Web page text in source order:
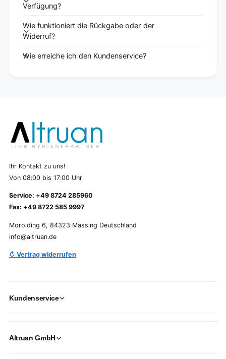
Verfügung?
Wie funktioniert die Rückgabe oder der
Widerruf?
Wie erreiche ich den Kundenservice?
Ihr Kontakt zu uns!
Von 08:00 bis 17:00 Uhr
Service: +49 8724 285960
Fax: +49 8722 585 9997
Morolding 6, 84323 Massing Deutschland
info@altruan.de
↻ Vertrag widerrufen
Kundenservice
Altruan GmbH